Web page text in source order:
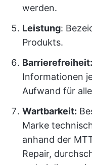
werden.
Leistung:
Produkts.
Barrierefreiheit:
Informationen
Aufwand für
Wartbarkeit:
Marke
anhand der
Repair,